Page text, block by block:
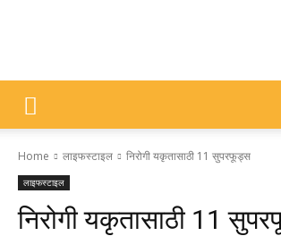
DIVYAJYOTI
SAMACHAR
Home लाइफस्टाइल निरोगी यकृतासाठी 11 सुपरफूड्स
लाइफस्टाइल
निरोगी यकृतासाठी 11